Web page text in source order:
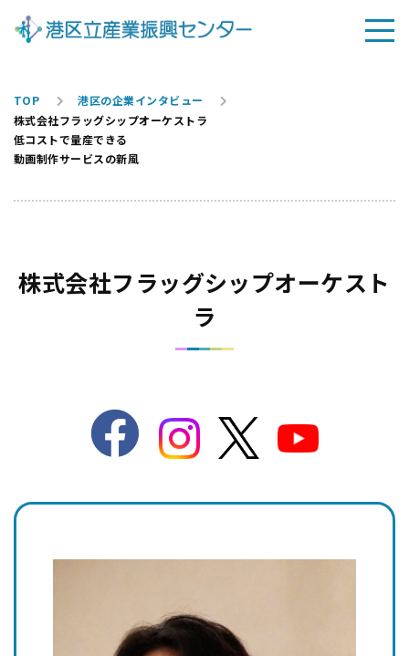
TOP
港区の企業インタビュー
株式会社フラッグシップオーケストラ
低コストで量産できる
動画制作サービスの新風
株式会社フラッグシップオーケスト
ラ